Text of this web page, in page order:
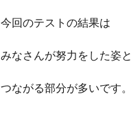
今回のテストの結果は
みなさんが努力をした姿と
つながる部分が多いです。